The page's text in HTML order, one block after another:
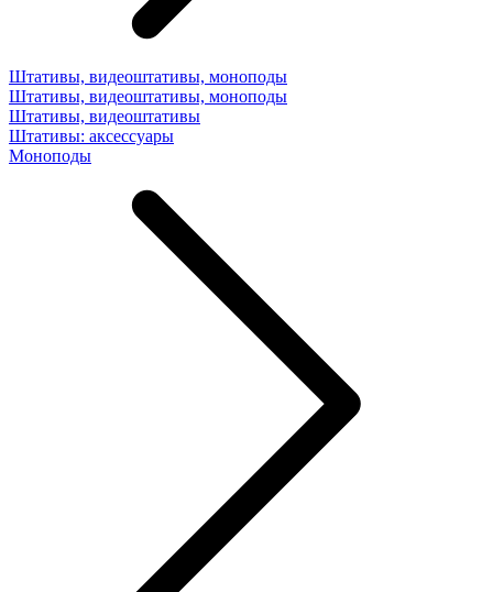
Штативы, видеоштативы, моноподы
Штативы, видеоштативы, моноподы
Штативы, видеоштативы
Штативы: аксессуары
Моноподы